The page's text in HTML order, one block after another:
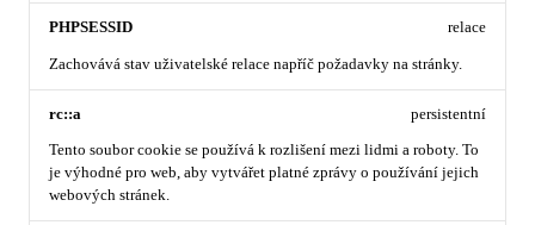
PHPSESSID
Zachovává stav uživatelské relace napříč požadavky na stránky.
relace
rc::a
Tento soubor cookie se používá k rozlišení mezi lidmi a roboty. To
je výhodné pro web, aby vytvářet platné zprávy o používání jejich
webových stránek.
persistentní